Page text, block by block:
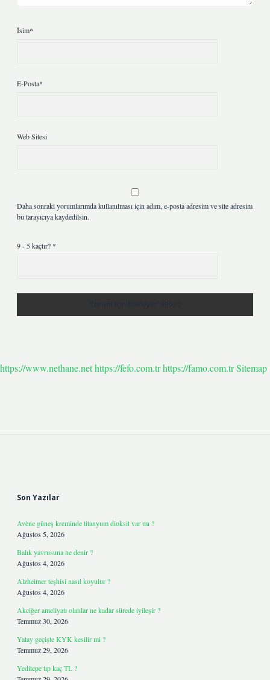
İsim*
E-Posta*
Web Sitesi
Daha sonraki yorumlarımda kullanılması için adım, e-posta adresim ve site adresim
bu tarayıcıya kaydedilsin.
9 - 5 kaçtır? *
https://www.nethane.nethttps://fefo.com.trhttps://famo.com.trSitemap
Son Yazılar
Avène güneş kreminde titanyum dioksit var mı ?
Ağustos 5, 2026
Balık yavrusuna ne denir ?
Ağustos 4, 2026
Alzheimer teşhisi nasıl koyulur ?
Ağustos 4, 2026
Akciğer ameliyatı olanlar ne kadar sürede iyileşir ?
Temmuz 30, 2026
Yatay geçişte KYK kesilir mi ?
Temmuz 29, 2026
Yeditepe tıp kaç TL ?